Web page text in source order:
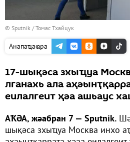
© Sputnik / Томас Тхайцук
Анапаҵаҩра
17-шықәса зхыҵуа
лганахь ала
еилалгеит ҳәа ашьаус
АҞӘА, жәабран 7 — Sputnik.
шықәса зхыҵуа Москва инхо